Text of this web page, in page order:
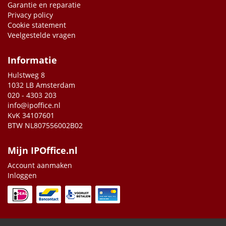
Garantie en reparatie
Privacy policy
Cookie statement
Veelgestelde vragen
Informatie
Hulstweg 8
1032 LB Amsterdam
020 - 4303 203
info@ipoffice.nl
KvK 34107601
BTW NL807556002B02
Mijn IPOffice.nl
Account aanmaken
Inloggen